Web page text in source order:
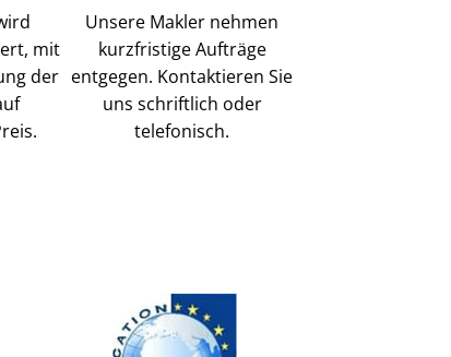
mit
der
Unsere Makler nehmen
kurzfristige Aufträge
entgegen. Kontaktieren Sie
uns schriftlich oder
telefonisch.